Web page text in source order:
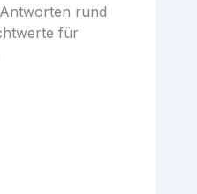
rund
für